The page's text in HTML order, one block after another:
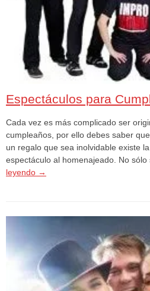
Espectáculos para
Cada vez es más complicado ser
cumpleaños, por ello debes saber
un regalo que sea inolvidable existe
espectáculo al homenajeado. No
leyendo →